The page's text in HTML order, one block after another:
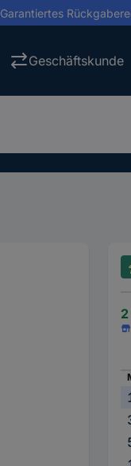
Garantiertes
Geschäftskunde